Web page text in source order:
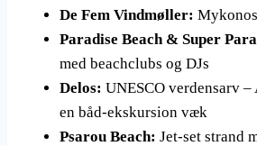
De Fem Vindmøller:
Paradise Beach & Super
med beachclubs og DJs
Delos: UNESCO verdensarv
en båd-ekskursion væk
Psarou Beach: Jet-set strand